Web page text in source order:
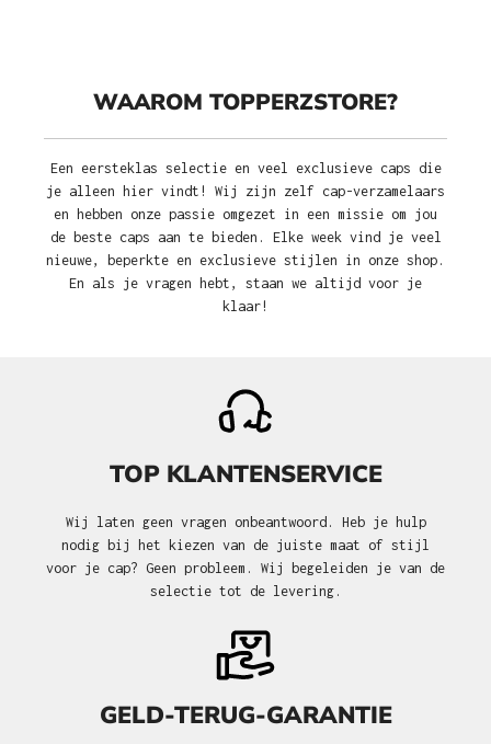
WAAROM TOPPERZSTORE?
Een eersteklas selectie en veel exclusieve caps die
je alleen hier vindt! Wij zijn zelf cap-verzamelaars
en hebben onze passie omgezet in een missie om jou
de beste caps aan te bieden. Elke week vind je veel
nieuwe, beperkte en exclusieve stijlen in onze shop.
En als je vragen hebt, staan we altijd voor je
klaar!
TOP KLANTENSERVICE
Wij laten geen vragen onbeantwoord. Heb je hulp
nodig bij het kiezen van de juiste maat of stijl
voor je cap? Geen probleem. Wij begeleiden je van de
selectie tot de levering.
GELD-TERUG-GARANTIE